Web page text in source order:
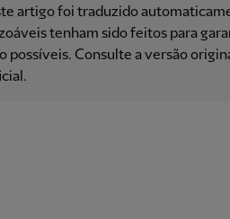
artigo foi traduzido
​​tenham sido feitos para
possíveis. Consulte a versão